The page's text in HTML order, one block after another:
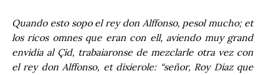
Quando esto sopo el rey don Alffonso, pesol mucho; et
los ricos omnes que eran con ell, aviendo muy grand
envidia al Çid, trabaiaronse de mezclarle otra vez con
el rey don Alffonso, et dixierole: “señor, Roy Diaz que